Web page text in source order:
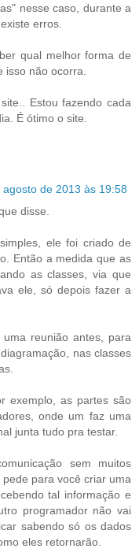
nesse caso, durante a
erros.
qual melhor forma de
isso não ocorra.
Estou fazendo cada
É ótimo o site.
agosto de 2013 às 19:58
disse.
ele foi criado de
Então a medida que as
as classes, via que
ele, só depois fazer a
reunião antes, para
nas classes
exemplo, as partes são
onde um faz uma
junta tudo pra testar.
sem muitos
para você criar uma
tal informação e
programador não vai
sabendo só os dados
eles retornarão.